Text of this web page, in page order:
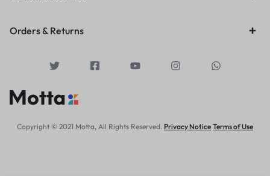
Orders & Returns
Copyright © 2021 Motta, All Rights Reserved. Privacy Notice Terms of Use